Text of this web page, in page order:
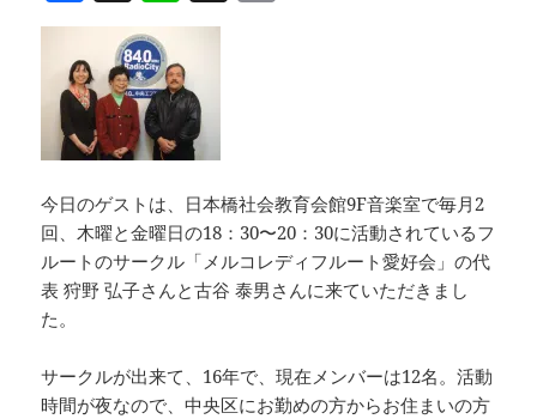
a
c
e
b
o
o
k
n
e
k
今日のゲストは、日本橋社会教育会館9F音楽室で毎月2
回、木曜と金曜日の18：30〜20：30に活動されているフ
ルートのサークル「メルコレディフルート愛好会」の代
表 狩野 弘子さんと古谷 泰男さんに来ていただきまし
た。
サークルが出来て、16年で、現在メンバーは12名。活動
時間が夜なので、中央区にお勤めの方からお住まいの方